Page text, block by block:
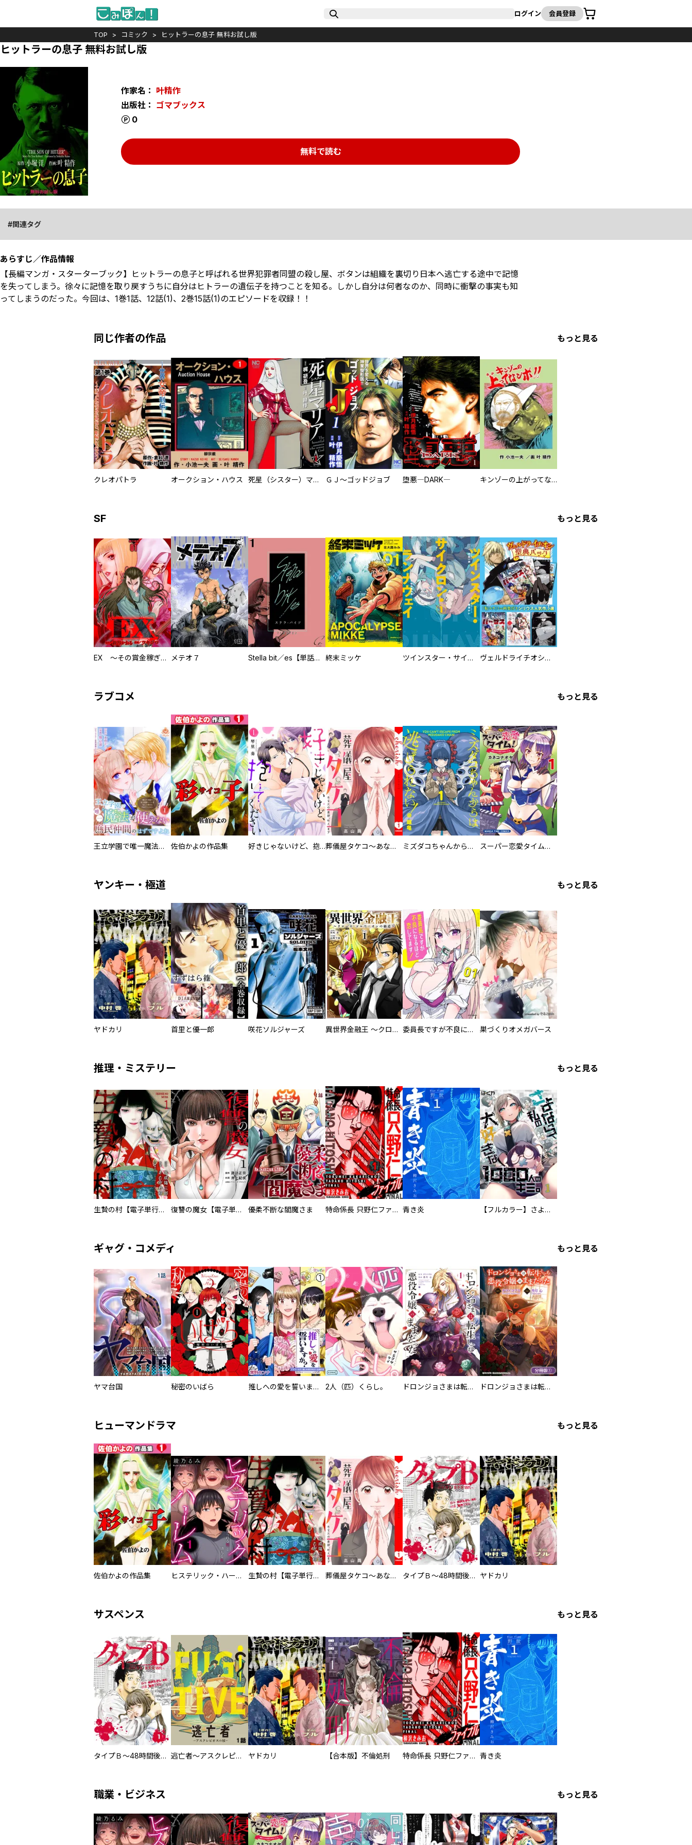
ログイン 会員登録
カート
TOP コミック ヒットラーの息子 無料お試し版
ヒットラーの息子 無料お試し版
作家名： 叶精作
出版社： ゴマブックス
0
無料で読む
関連タグ
あらすじ／作品情報
【長編マンガ・スターターブック】ヒットラーの息子と呼ばれる世界犯罪者同盟の殺し屋、ボタンは組織を裏切り日本へ逃亡する途中で記憶
を失ってしまう。徐々に記憶を取り戻すうちに自分はヒトラーの遺伝子を持つことを知る。しかし自分は何者なのか、同時に衝撃の事実も知
ってしまうのだった。今回は、1巻1話、12話(1)、2巻15話(1)のエピソードを収録！！
同じ作者の作品 もっと見る
クレオパトラ オークション・ハウス 死星（シスター）マリア ＧＪ～ゴッドジョブ 堕悪―DARK― キンゾーの上がってなンボ ！！
SF もっと見る
EX ～その賞金稼ぎは、世界の出口を探す～【単行本版】 メテオ７ Stella bit／es【単話版】 終末ミッケ ツインスター・サイクロン・ランナウェイ ヴェルドライチオシ聖典パック 『転スラ』ミニ画集付き シリウス人気作３選
ラブコメ もっと見る
王立学園で唯一魔法が使えない庶民仲間のはずですよね～実は王子様で私を溺愛しているなんて告白はやめてください～ 佐伯かよの作品集 好きじゃないけど、抱いてください【電子単行本版／特典おまけ付き】 葬儀屋タケコ～あなたの最期、叶えます【電子単行本版】 ミズダコちゃんからは逃げられない！ スーパー恋愛タイム！～現場でドＳな彼女は自宅でデレる～
ヤンキー・極道 もっと見る
ヤドカリ 首里と優一郎 咲花ソルジャーズ 異世界金融王 ～クローネ・ゴルディオンの覇道～ 委員長ですが不良になるほど恋してます！ 巣づくりオメガバース
推理・ミステリー もっと見る
生贄の村【電子単行本版】 復讐の魔女【電子単行本版】 優柔不断な閻魔さま 特命係長 只野仁ファイナル 愛蔵版 青き炎 【フルカラー】さよなら、私の大好きな１０００人のキミ。
ギャグ・コメディ もっと見る
ヤマ台国 秘密のいばら 推しへの愛を誓いますか？～アラサー女子、推しは逃げぬが人生逃げる～ 2人（匹）くらし。 ドロンジョさまは転生しても悪役令嬢のままだった ドロンジョさまは転生しても悪役令嬢のままだった【分冊版】
ヒューマンドラマ もっと見る
佐伯かよの作品集 ヒステリック・ハーレム～搾られる男と堕ちる女～【電子単行本版】 生贄の村【電子単行本版】 葬儀屋タケコ～あなたの最期、叶えます【電子単行本版】 タイプＢ～48時間後、致死率100％～【単話】 ヤドカリ
サスペンス もっと見る
タイプＢ～48時間後、致死率100％～【単話】 逃亡者～アスクレピオスの杖～ ヤドカリ 【合本版】不倫処刑 特命係長 只野仁ファイナル 愛蔵版 青き炎
職業・ビジネス もっと見る